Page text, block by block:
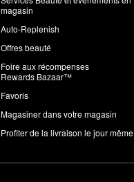
magasin
Auto-Replenish
Offres beauté
Foire aux récompenses
Rewards Bazaar™
Favoris
Magasiner dans votre magasin
Profiter de la livraison le jour même